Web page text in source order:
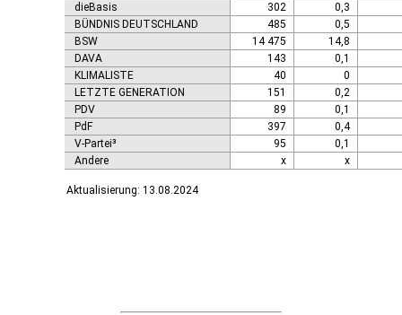
dieBasis
302
0,3
BÜNDNIS DEUTSCHLAND
485
0,5
BSW
14 475
14,8
DAVA
143
0,1
KLIMALISTE
40
0
LETZTE GENERATION
151
0,2
PDV
89
0,1
PdF
397
0,4
V-Partei³
95
0,1
Andere
x x
Aktualisierung: 13.08.2024